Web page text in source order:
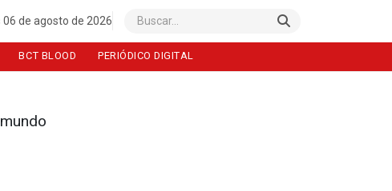
06 de agosto de 2026 Buscar
BCT BLOOD PERIÓDICO DIGITAL